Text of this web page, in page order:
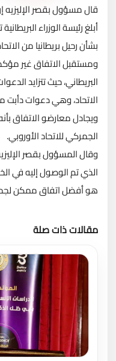
قال مسؤول بقصر الإليزيه
أبلغ رئيسة الوزراء
بشأن رحيل بريطانيا من
ومستقبل الاتفاق غير
البريطاني، حيث تتزايد
الاتحاد، وهي دعوات
ويجادل معارضو الاتفاق
الجمركي للاتحاد الأوروبي.
وقال المسؤول بقصر
الذي تم الوصول إليه في
هو أفضل اتفاق ممكن
مقالات ذات صلة